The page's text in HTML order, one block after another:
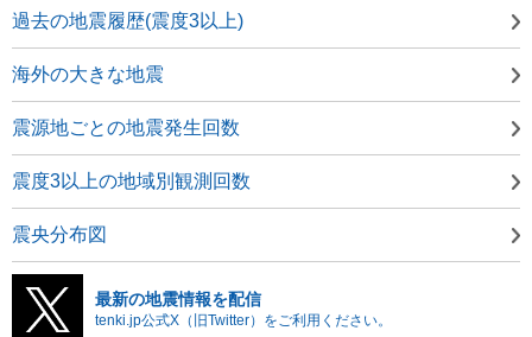
過去の地震履歴(震度3以上)
海外の大きな地震
震源地ごとの地震発生回数
震度3以上の地域別観測回数
震央分布図
最新の地震情報を配信
tenki.jp公式X（旧Twitter）をご利用ください。